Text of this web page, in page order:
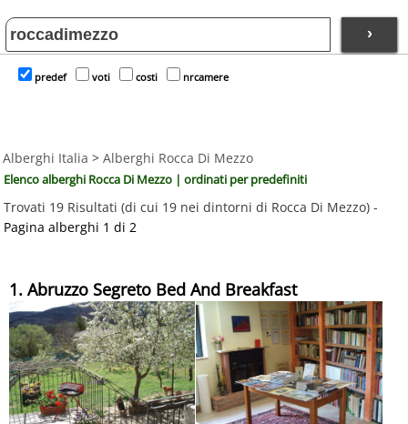
›
predef voti costi nrcamere
Alberghi Italia > Alberghi Rocca Di Mezzo
Elenco alberghi Rocca Di Mezzo | ordinati per predefiniti
Trovati 19 Risultati (di cui 19 nei dintorni di Rocca Di Mezzo) -
Pagina alberghi 1 di 2
1. Abruzzo Segreto Bed And Breakfast